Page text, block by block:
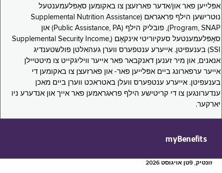
אפּלייען פאר און/אדער פארזעצן צו באקומען סאָפּלעמענטעל
נוּטרישען הילף פראגראם (Supplemental Nutrition Assistance
Program, SNAP), פובליק הילף (Public Assistance, PA) און
סאָפּלעמענטעל סעקיוריטי אינקאָם (Supplemental Security Income,
SSI) בענעפיטן. אייערע ענטפערס ווערן געהאלטן פולשטענדיג
אנאנים, און מיר זענען דאנקבאר פאר אייער וויליגקייט צו מיטטיילן
אייער ערפארונג ביים אפּלייען פאר- און פארזעצן צו באקומען די
בענעפיטן. אייערע ענטפערס וועלן באטראכט ווערן ביים מאכן
ענדערונגען צו די קריטישע הילף פראגראמען פאר אייך און אנדערע ניו
יארקער.
myBenefits
זונטיק, 9טן אויגוסט 2026